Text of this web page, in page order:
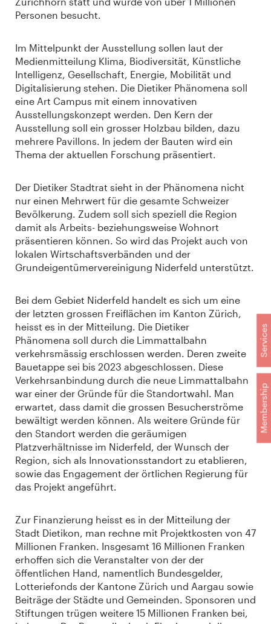
Membership
Services
Personen besucht.
Im Mittelpunkt der Ausstellung sollen laut der
Medienmitteilung Klima, Biodiversität, Künstliche
Intelligenz, Gesellschaft, Energie, Mobilität und
Digitalisierung stehen. Die Dietiker Phänomena soll
eine Art Campus mit einem innovativen
Ausstellungskonzept werden. Den Kern der
Ausstellung soll ein grosser Holzbau bilden, dazu
mehrere Pavillons. In jedem der Bauten wird ein
Thema der aktuellen Forschung präsentiert.
Der Dietiker Stadtrat sieht in der Phänomena nicht
nur einen Mehrwert für die gesamte Schweizer
Bevölkerung. Zudem soll sich speziell die Region
damit als Arbeits- beziehungsweise Wohnort
präsentieren können. So wird das Projekt auch von
lokalen Wirtschaftsverbänden und der
Grundeigentümervereinigung Niderfeld unterstützt.
Bei dem Gebiet Niderfeld handelt es sich um eine
der letzten grossen Freiflächen im Kanton Zürich,
heisst es in der Mitteilung. Die Dietiker
Phänomena soll durch die Limmattalbahn
verkehrsmässig erschlossen werden. Deren zweite
Bauetappe sei bis 2023 abgeschlossen. Diese
Verkehrsanbindung durch die neue Limmattalbahn
war einer der Gründe für die Standortwahl. Man
erwartet, dass damit die grossen Besucherströme
bewältigt werden können. Als weitere Gründe für
den Standort werden die geräumigen
Platzverhältnisse im Niderfeld, der Wunsch der
Region, sich als Innovationsstandort zu etablieren,
sowie das Engagement der örtlichen Regierung für
das Projekt angeführt.
Zur Finanzierung heisst es in der Mitteilung der
Stadt Dietikon, man rechne mit Projektkosten von 47
Millionen Franken. Insgesamt 16 Millionen Franken
erhoffen sich die Veranstalter von der der
öffentlichen Hand, namentlich Bundesgelder,
Lotteriefonds der Kantone Zürich und Aargau sowie
Beiträge der Städte und Gemeinden. Sponsoren und
Stiftungen trügen weitere 15 Millionen Franken bei,